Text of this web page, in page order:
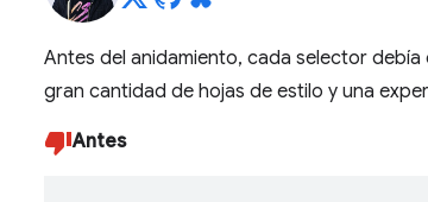
Antes del anidamiento, cada selector
gran cantidad de hojas de estilo y una
Antes